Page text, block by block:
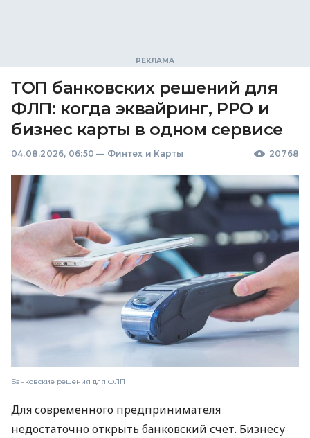
ТОП банковских решений для
ФЛП: когда эквайринг, РРО и
бизнес карты в одном сервисе
04.08.2026, 06:50 — Финтех и Карты 20768
Банковские решения для ФЛП
Для современного предпринимателя
недостаточно открыть банковский счет. Бизнесу